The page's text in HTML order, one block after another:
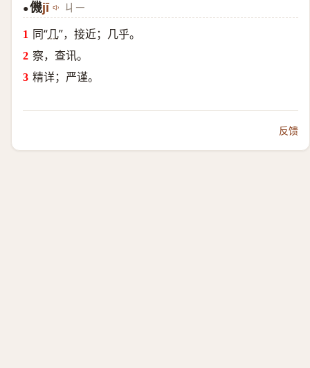
●僟jī ㄐㄧ
同“几”，接近；几乎。
察，查讯。
精详；严谨。
反馈